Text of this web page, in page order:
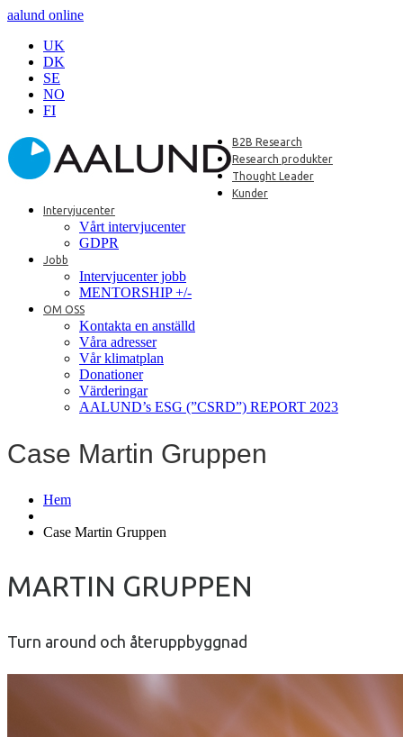
aalund online
UK
DK
SE
NO
FI
B2B Research
Research produkter
Thought Leader
Kunder
Intervjucenter
Vårt intervjucenter
GDPR
Jobb
Intervjucenter jobb
MENTORSHIP +/-
OM OSS
Kontakta en anställd
Våra adresser
Vår klimatplan
Donationer
Värderingar
AALUND’s ESG (”CSRD”) REPORT 2023
Case Martin Gruppen
Hem
Case Martin Gruppen
MARTIN GRUPPEN
Turn around och återuppbyggnad